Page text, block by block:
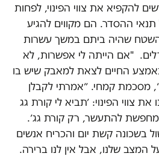
להקפיא את צווי הפינוי, לפחות
ההסדר. הם מקווים להגיע
שהיה ביתם במשך עשרות
"אם הייתה לי אפשרות, לא
החיים לצאת למאבק שיש בו
מסכמת קמחי. ״אמרתי לקבלן
צווי הפינוי: ׳תביא לי קורת גג
להתעשר, רק קורת גג׳.
בשכונה קשת יום והכריח אנשים
המצב שלנו, אבל אין לנו ברירה.